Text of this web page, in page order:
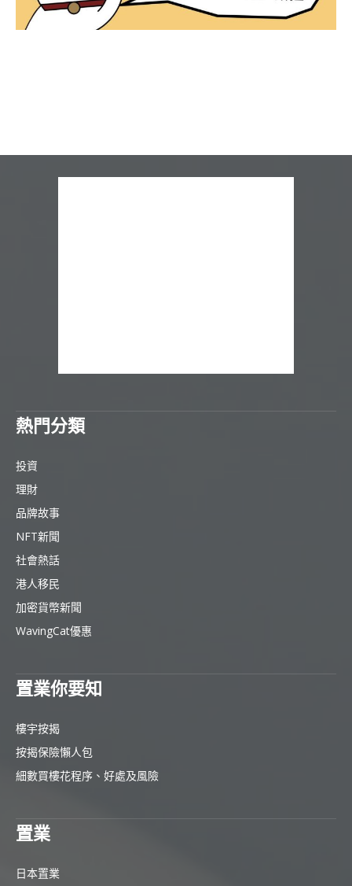
熱門分類
投資
理財
品牌故事
NFT新聞
社會熱話
港人移民
加密貨幣新聞
WavingCat優惠
置業你要知
樓宇按揭
按揭保險懶人包
細數買樓花程序、好處及風險
置業
日本置業